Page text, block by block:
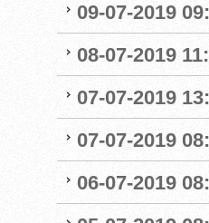
09-07-2019
08-07-2019
07-07-2019
07-07-2019
06-07-2019